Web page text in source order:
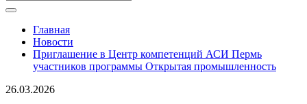
Главная
Новости
Приглашение в Центр компетенций АСИ Пермь
участников программы Открытая промышленность
26.03.2026